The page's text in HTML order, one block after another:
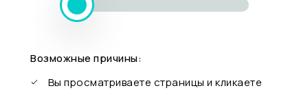
Возможные причины:
Вы просматриваете страницы и кликаете